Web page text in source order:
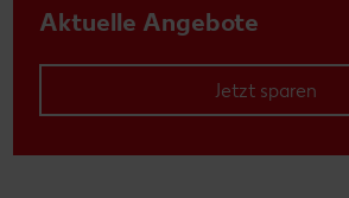
Aktuelle Angebote
Jetzt sparen